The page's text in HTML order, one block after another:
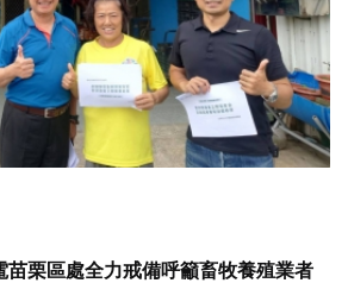
苗栗區處全力戒備呼籲畜牧養殖業者